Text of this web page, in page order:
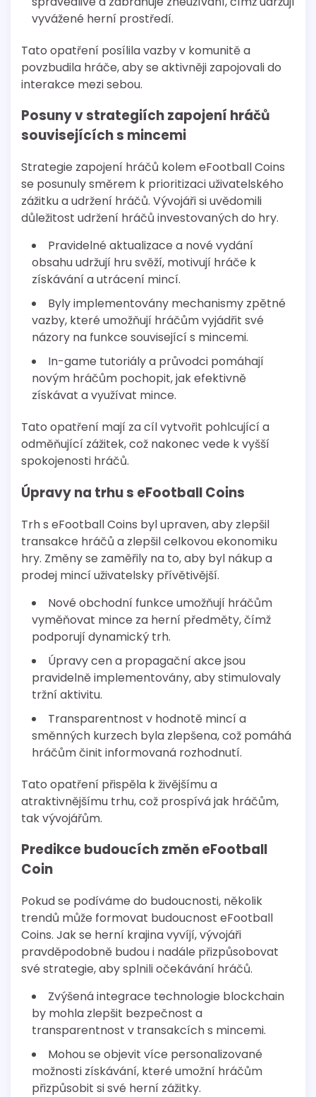
vyvážené herní prostředí.
Tato opatření posílila vazby v komunitě a
povzbudila hráče, aby se aktivněji zapojovali do
interakce mezi sebou.
Posuny v strategiích zapojení hráčů
souvisejících s mincemi
Strategie zapojení hráčů kolem eFootball Coins
se posunuly směrem k prioritizaci uživatelského
zážitku a udržení hráčů. Vývojáři si uvědomili
důležitost udržení hráčů investovaných do hry.
Pravidelné aktualizace a nové vydání
obsahu udržují hru svěží, motivují hráče k
získávání a utrácení mincí.
Byly implementovány mechanismy zpětné
vazby, které umožňují hráčům vyjádřit své
názory na funkce související s mincemi.
In-game tutoriály a průvodci pomáhají
novým hráčům pochopit, jak efektivně
získávat a využívat mince.
Tato opatření mají za cíl vytvořit pohlcující a
odměňující zážitek, což nakonec vede k vyšší
spokojenosti hráčů.
Úpravy na trhu s eFootball Coins
Trh s eFootball Coins byl upraven, aby zlepšil
transakce hráčů a zlepšil celkovou ekonomiku
hry. Změny se zaměřily na to, aby byl nákup a
prodej mincí uživatelsky přívětivější.
Nové obchodní funkce umožňují hráčům
vyměňovat mince za herní předměty, čímž
podporují dynamický trh.
Úpravy cen a propagační akce jsou
pravidelně implementovány, aby stimulovaly
tržní aktivitu.
Transparentnost v hodnotě mincí a
směnných kurzech byla zlepšena, což pomáhá
hráčům činit informovaná rozhodnutí.
Tato opatření přispěla k živějšímu a
atraktivnějšímu trhu, což prospívá jak hráčům,
tak vývojářům.
Predikce budoucích změn eFootball
Coin
Pokud se podíváme do budoucnosti, několik
trendů může formovat budoucnost eFootball
Coins. Jak se herní krajina vyvíjí, vývojáři
pravděpodobně budou i nadále přizpůsobovat
své strategie, aby splnili očekávání hráčů.
Zvýšená integrace technologie blockchain
by mohla zlepšit bezpečnost a
transparentnost v transakcích s mincemi.
Mohou se objevit více personalizované
možnosti získávání, které umožní hráčům
přizpůsobit si své herní zážitky.